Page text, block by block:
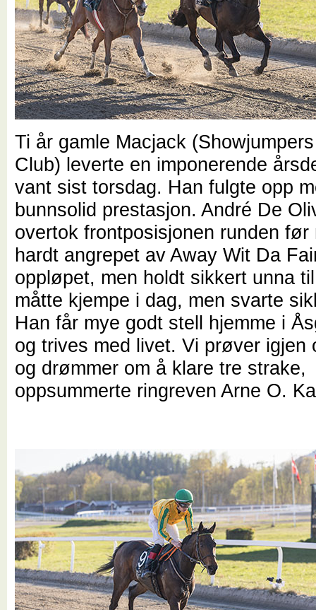
Ti år gamle Macjack
Club) leverte en imponerende
vant sist torsdag. Han fulgte opp
bunnsolid prestasjon. André De
overtok frontposisjonen runden før
hardt angrepet av Away Wit Da
oppløpet, men holdt sikkert unna
måtte kjempe i dag, men svarte
Han får mye godt stell hjemme i
og trives med livet. Vi prøver igjen
og drømmer om å klare tre strake,
oppsummerte ringreven Arne O.